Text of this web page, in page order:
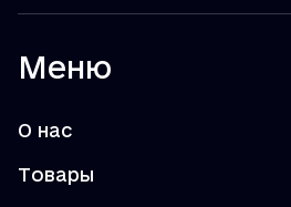
Меню
О нас
Товары